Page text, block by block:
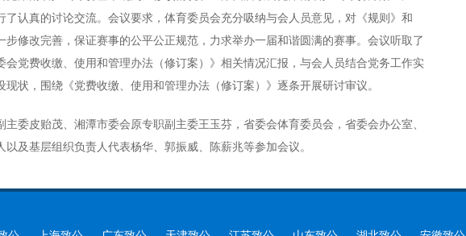
了认真的讨论交流。会议要求，体育委员会充分吸纳与会人员意见，对《规则》和
步修改完善，保证赛事的公平公正规范，力求举办一届和谐圆满的赛事。会议听取了
会党费收缴、使用和管理办法（修订案）》相关情况汇报，与会人员结合党务工作实
现状，围绕《党费收缴、使用和管理办法（修订案）》逐条开展研讨审议。
主委皮贻茂、湘潭市委会原专职副主委王玉芬，省委会体育委员会，省委会办公室、
以及基层组织负责人代表杨华、郭振威、陈薪兆等参加会议。